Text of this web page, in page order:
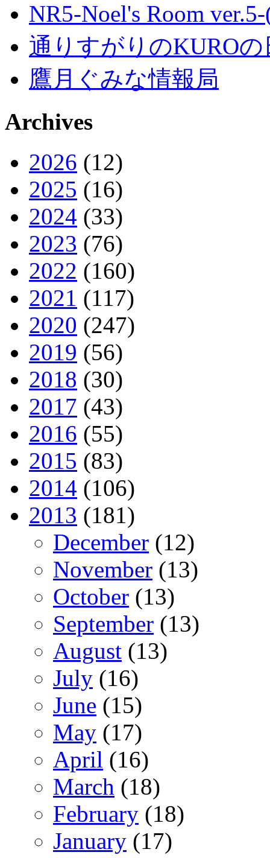
NR5-Noel's Room
通りすがりのKURO
鷹月ぐみな情報局
Archives
2026 (12)
2025 (16)
2024 (33)
2023 (76)
2022 (160)
2021 (117)
2020 (247)
2019 (56)
2018 (30)
2017 (43)
2016 (55)
2015 (83)
2014 (106)
2013 (181)
December (12)
November (13)
October (13)
September (13)
August (13)
July (16)
June (15)
May (17)
April (16)
March (18)
February (18)
January (17)